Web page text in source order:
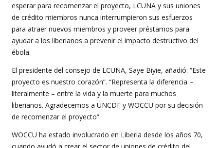
esperar para recomenzar el proyecto, LCUNA y sus uniones
de crédito miembros nunca interrumpieron sus esfuerzos
para atraer nuevos miembros y proveer préstamos para
ayudar a los liberianos a prevenir el impacto destructivo del
ébola.
El presidente del consejo de LCUNA, Saye Biyie, añadió: “Este
proyecto es nuestro corazón”. “Representa la diferencia –
literalmente – entre la vida y la muerte para muchos
liberianos. Agradecemos a UNCDF y WOCCU por su decisión
de recomenzar el proyecto”.
WOCCU ha estado involucrado en Liberia desde los años 70,